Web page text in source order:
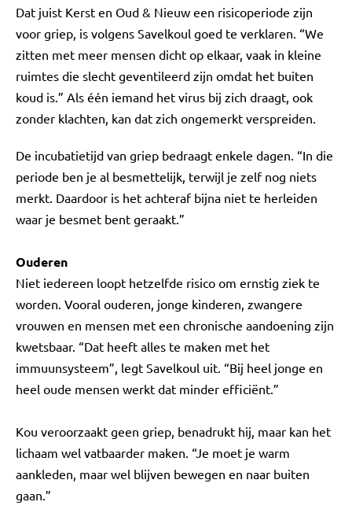
Dat juist Kerst en Oud & Nieuw een risicoperiode zijn
voor griep, is volgens Savelkoul goed te verklaren. “We
zitten met meer mensen dicht op elkaar, vaak in kleine
ruimtes die slecht geventileerd zijn omdat het buiten
koud is.” Als één iemand het virus bij zich draagt, ook
zonder klachten, kan dat zich ongemerkt verspreiden.
De incubatietijd van griep bedraagt enkele dagen. “In die
periode ben je al besmettelijk, terwijl je zelf nog niets
merkt. Daardoor is het achteraf bijna niet te herleiden
waar je besmet bent geraakt.”
Ouderen
Niet iedereen loopt hetzelfde risico om ernstig ziek te
worden. Vooral ouderen, jonge kinderen, zwangere
vrouwen en mensen met een chronische aandoening zijn
kwetsbaar. “Dat heeft alles te maken met het
immuunsysteem”, legt Savelkoul uit. “Bij heel jonge en
heel oude mensen werkt dat minder efficiënt.”
Kou veroorzaakt geen griep, benadrukt hij, maar kan het
lichaam wel vatbaarder maken. “Je moet je warm
aankleden, maar wel blijven bewegen en naar buiten
gaan.”